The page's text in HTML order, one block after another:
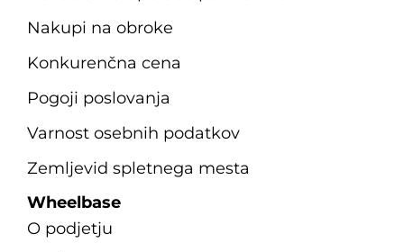
Nakupi na obroke
Konkurenčna cena
Pogoji poslovanja
Varnost osebnih podatkov
Zemljevid spletnega mesta
Wheelbase
O podjetju